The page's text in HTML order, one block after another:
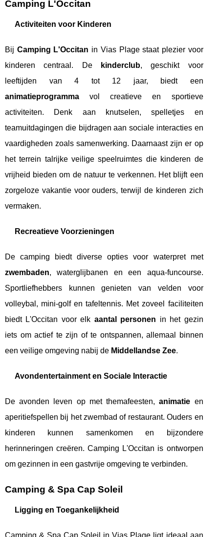
Camping L'Occitan
Activiteiten voor Kinderen
Bij Camping L'Occitan in Vias Plage staat plezier voor
kinderen centraal. De
kinderclub, geschikt voor
leeftijden van 4 tot 12 jaar, biedt een
animatieprogramma vol creatieve en sportieve
activiteiten. Denk aan knutselen, spelletjes en
teamuitdagingen die bijdragen aan sociale interacties en
vaardigheden zoals samenwerking. Daarnaast zijn er op
het terrein talrijke veilige speelruimtes die kinderen de
vrijheid bieden om de natuur te verkennen. Het blijft een
zorgeloze vakantie voor ouders, terwijl de kinderen zich
vermaken.
Recreatieve Voorzieningen
De camping biedt diverse opties voor waterpret met
zwembaden, waterglijbanen en een aqua-funcourse.
Sportliefhebbers kunnen genieten van velden voor
volleybal, mini-golf en tafeltennis. Met zoveel faciliteiten
biedt L'Occitan voor elk aantal personen in het gezin
iets om actief te zijn of te ontspannen, allemaal binnen
een veilige omgeving nabij de Middellandse Zee.
Avondentertainment en Sociale Interactie
De avonden leven op met themafeesten,animatie en
aperitiefspellen bij het zwembad of restaurant. Ouders en
kinderen kunnen samenkomen en bijzondere
herinneringen creëren. Camping L'Occitan is ontworpen
om gezinnen in een gastvrije omgeving te verbinden.
Camping & Spa Cap Soleil
Ligging en Toegankelijkheid
Camping & Spa Cap Soleil in Vias Plage ligt ideaal aan